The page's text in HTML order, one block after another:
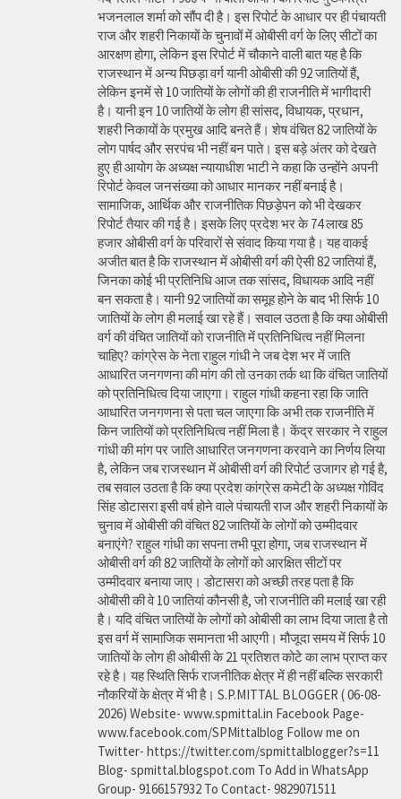
भजनलाल शर्मा को सौंप दी है। इस रिपोर्ट के आधार पर ही पंचायती
राज और शहरी निकायों के चुनावों में ओबीसी वर्ग के लिए सीटों का
आरक्षण होगा, लेकिन इस रिपोर्ट में चौकाने वाली बात यह है कि
राजस्थान में अन्य पिछड़ा वर्ग यानी ओबीसी की 92 जातियों हैं,
लेकिन इनमें से 10 जातियों के लोगों की ही राजनीति में भागीदारी
है। यानी इन 10 जातियों के लोग ही सांसद, विधायक, प्रधान,
शहरी निकायों के प्रमुख आदि बनते हैं। शेष वंचित 82 जातियों के
लोग पार्षद और सरपंच भी नहीं बन पाते। इस बड़े अंतर को देखते
हुए ही आयोग के अध्यक्ष न्यायाधीश भाटी ने कहा कि उन्होंने अपनी
रिपोर्ट केवल जनसंख्या को आधार मानकर नहीं बनाई है।
सामाजिक, आर्थिक और राजनीतिक पिछड़ेपन को भी देखकर
रिपोर्ट तैयार की गई है। इसके लिए प्रदेश भर के 74 लाख 85
हजार ओबीसी वर्ग के परिवारों से संवाद किया गया है। यह वाकई
अजीत बात है कि राजस्थान में ओबीसी वर्ग की ऐसी 82 जातियां हैं,
जिनका कोई भी प्रतिनिधि आज तक सांसद, विधायक आदि नहीं
बन सकता है। यानी 92 जातियों का समूह होने के बाद भी सिर्फ 10
जातियों के लोग ही मलाई खा रहे हैं। सवाल उठता है कि क्या ओबीसी
वर्ग की वंचित जातियों को राजनीति में प्रतिनिधित्व नहीं मिलना
चाहिए? कांग्रेस के नेता राहुल गांधी ने जब देश भर में जाति
आधारित जनगणना की मांग की तो उनका तर्क था कि वंचित जातियों
को प्रतिनिधित्व दिया जाएगा। राहुल गांधी कहना रहा कि जाति
आधारित जनगणना से पता चल जाएगा कि अभी तक राजनीति में
किन जातियों को प्रतिनिधित्व नहीं मिला है। केंद्र सरकार ने राहुल
गांधी की मांग पर जाति आधारित जनगणना करवाने का निर्णय लिया
है, लेकिन जब राजस्थान में ओबीसी वर्ग की रिपोर्ट उजागर हो गई है,
तब सवाल उठता है कि क्या प्रदेश कांग्रेस कमेटी के अध्यक्ष गोविंद
सिंह डोटासरा इसी वर्ष होने वाले पंचायती राज और शहरी निकायों के
चुनाव में ओबीसी की वंचित 82 जातियों के लोगों को उम्मीदवार
बनाएंगे? राहुल गांधी का सपना तभी पूरा होगा, जब राजस्थान में
ओबीसी वर्ग की 82 जातियों के लोगों को आरक्षित सीटों पर
उम्मीदवार बनाया जाए। डोटासरा को अच्छी तरह पता है कि
ओबीसी की वे 10 जातियां कौनसी है, जो राजनीति की मलाई खा रही
है। यदि वंचित जातियों के लोगों को ओबीसी का लाभ दिया जाता है तो
इस वर्ग में सामाजिक समानता भी आएगी। मौजूदा समय में सिर्फ 10
जातियों के लोग ही ओबीसी के 21 प्रतिशत कोटे का लाभ प्राप्त कर
रहे है। यह स्थिति सिर्फ राजनीतिक क्षेत्र में ही नहीं बल्कि सरकारी
नौकरियों के क्षेत्र में भी है। S.P.MITTAL BLOGGER ( 06-08-
2026) Website- www.spmittal.in Facebook Page-
www.facebook.com/SPMittalblog Follow me on
Twitter- https://twitter.com/spmittalblogger?s=11
Blog- spmittal.blogspot.com To Add in WhatsApp
Group- 9166157932 To Contact- 9829071511